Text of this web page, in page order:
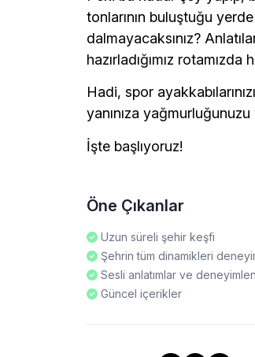
tonlarının buluştuğu
dalmayacaksınız?
hazırladığımız
Hadi, spor
yanınıza
İşte başlıyoruz!
Öne Çıkanlar
Uzun süreli şehir keşfi
Şehrin tüm dinamikleri
Sesli anlatımlar ve
Güncel içerikler